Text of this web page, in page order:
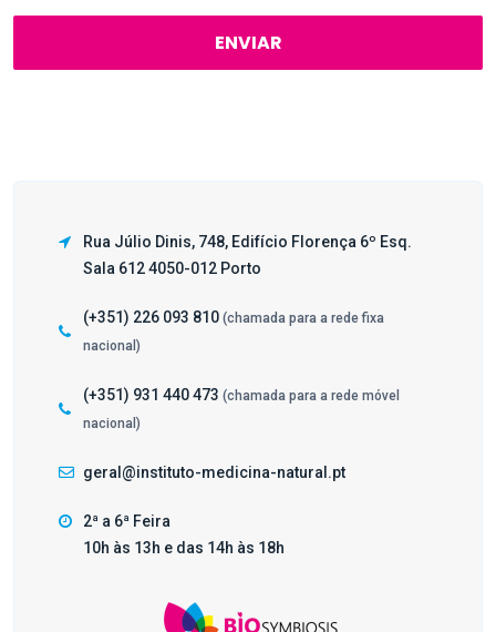
ENVIAR
Rua Júlio Dinis, 748, Edifício Florença 6º Esq.
Sala 612 4050-012 Porto
(+351) 226 093 810 (chamada para a rede fixa
nacional)
(+351) 931 440 473 (chamada para a rede móvel
nacional)
geral@instituto-medicina-natural.pt
2ª a 6ª Feira
10h às 13h e das 14h às 18h